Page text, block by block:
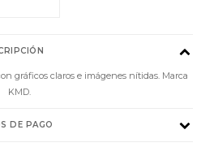
gráficos claros e imágenes nítidas. Marca
KMD.
DE PAGO